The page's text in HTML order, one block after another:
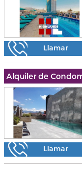
Llamar
Llamar